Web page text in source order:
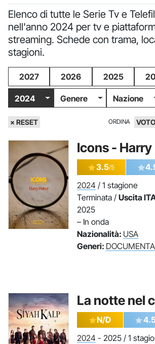
Elenco di tutte le Serie Tv e
nell'anno 2024 per tv e
streaming. Schede con trama,
stagioni.
2027 2026 2025
2024 Genere Nazione
× RESET ORDINA VOTO
Icons -
3.5/5
2024 / 1 stagione
Terminata / Uscita
2025
– In onda
Nazionalità: USA
Generi:
La notte nel
N/D
2024 - 2025 / 1